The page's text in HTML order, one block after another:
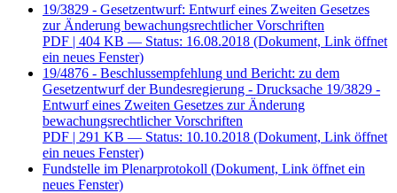
19/3829 - Gesetzentwurf: Entwurf eines Zweiten Gesetzes
zur Änderung bewachungsrechtlicher Vorschriften
PDF | 404 KB — Status: 16.08.2018 (Dokument, Link öffnet
ein neues Fenster)
19/4876 - Beschlussempfehlung und Bericht: zu dem
Gesetzentwurf der Bundesregierung - Drucksache 19/3829 -
Entwurf eines Zweiten Gesetzes zur Änderung
bewachungsrechtlicher Vorschriften
PDF | 291 KB — Status: 10.10.2018 (Dokument, Link öffnet
ein neues Fenster)
Fundstelle im Plenarprotokoll (Dokument, Link öffnet ein
neues Fenster)